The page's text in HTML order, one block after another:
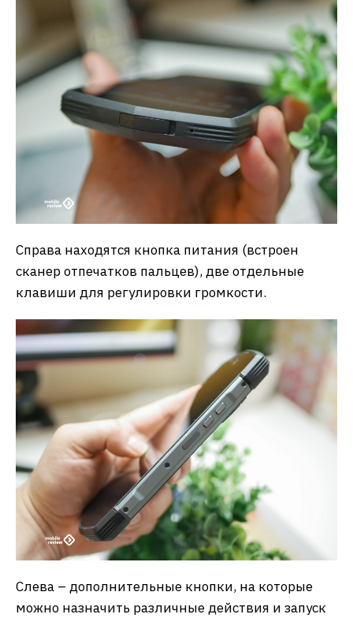
Справа находятся кнопка питания (встроен
сканер отпечатков пальцев), две отдельные
клавиши для регулировки громкости.
Слева – дополнительные кнопки, на которые
можно назначить различные действия и запуск